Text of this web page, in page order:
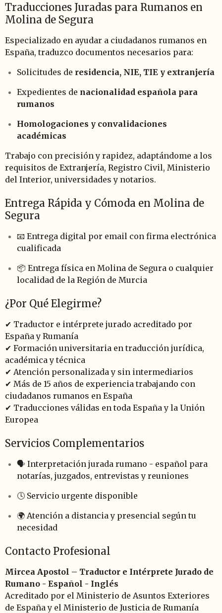
Traducciones Juradas para Rumanos en
Molina de Segura
Especializado en ayudar a ciudadanos rumanos en
España, traduzco documentos necesarios para:
Solicitudes de residencia, NIE, TIE y extranjería
Expedientes de nacionalidad española para
rumanos
Homologaciones y convalidaciones
académicas
Trabajo con precisión y rapidez, adaptándome a los
requisitos de Extranjería, Registro Civil, Ministerio
del Interior, universidades y notarios.
Entrega Rápida y Cómoda en Molina de
Segura
📧 Entrega digital por email con firma electrónica
cualificada
📦 Entrega física en Molina de Segura o cualquier
localidad de la Región de Murcia
¿Por Qué Elegirme?
✔ Traductor e intérprete jurado acreditado por
España y Rumanía
✔ Formación universitaria en traducción jurídica,
académica y técnica
✔ Atención personalizada y sin intermediarios
✔ Más de 15 años de experiencia trabajando con
ciudadanos rumanos en España
✔ Traducciones válidas en toda España y la Unión
Europea
Servicios Complementarios
🗣️ Interpretación jurada rumano - español para
notarías, juzgados, entrevistas y reuniones
🕓 Servicio urgente disponible
🌍 Atención a distancia y presencial según tu
necesidad
Contacto Profesional
Mircea Apostol – Traductor e Intérprete Jurado de
Rumano - Español - Inglés
Acreditado por el Ministerio de Asuntos Exteriores
de España y el Ministerio de Justicia de Rumanía